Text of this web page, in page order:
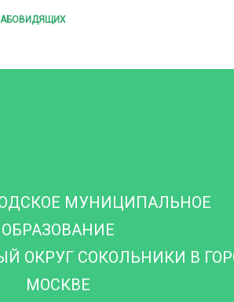
МУНИЦИПАЛЬНОЕ
ОБРАЗОВАНИЕ
ОКРУГ СОКОЛЬНИКИ В
МОСКВЕ